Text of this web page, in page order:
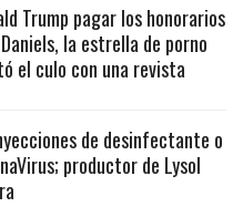
Trump pagar los honorarios
la estrella de porno
el culo con una revista
de desinfectante o
productor de Lysol